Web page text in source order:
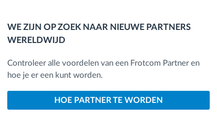
WE ZIJN OP ZOEK NAAR NIEUWE PARTNERS
WERELDWIJD
Controleer alle voordelen van een Frotcom Partner en
hoe je er een kunt worden.
HOE PARTNER TE WORDEN